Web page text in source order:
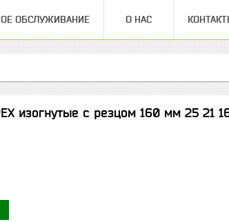
ОБСЛУЖИВАНИЕ О НАС
изогнутые с резцом 160 мм 25 21